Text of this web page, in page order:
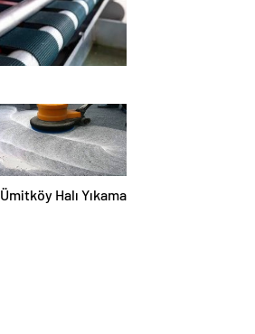
Ümitköy Halı Yıkama